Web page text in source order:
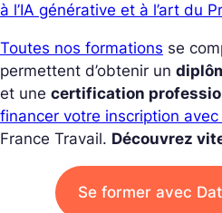
à l’IA générative et à l’art du
Toutes nos formations se
permettent d’obtenir un
et une certification
financer votre inscription avec
France Travail. Découvrez
Se former avec